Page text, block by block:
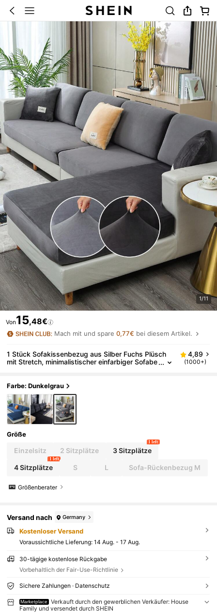
1/11
Von15,48€
Mach mit und spare0,77€ bei diesem Artikel.
1 Stück Sofakissenbezug aus Silber Fuchs Plüsch
mit Stretch, minimalistischer einfarbiger Sofabe
a (einzeln verkauft)
4,89
(1000+)
Farbe: Dunkelgrau
Größe
Einzelsitz 2 Sitzplätze 3 Sitzplätze
1 left
4 Sitzplätze
1 left
S L Sofa-Rückenbezug M
Größenberater
Versand nach Germany
Kostenloser Versand
Voraussichtliche Lieferung: 14 Aug. - 17 Aug.
30-tägige kostenlose Rückgabe
Vorbehaltlich der Fair-Use-Richtlinie
Sichere Zahlungen · Datenschutz
Marketplace
Verkauft durch den gewerblichen Verkäufer: House
Family und versendet durch SHEIN